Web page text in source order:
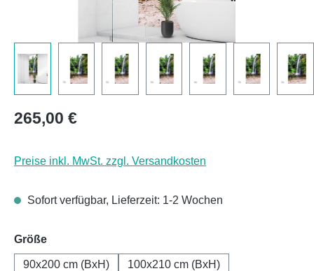
Regulärer Preis:
265,00 €
Preise inkl. MwSt. zzgl. Versandkosten
Sofort verfügbar, Lieferzeit: 1-2 Wochen
Größeauswählen
90x200 cm (BxH)
100x210 cm (BxH)